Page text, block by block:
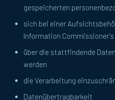
gespeicherten
sich bei einer
Information
über die stattfindende
werden
die Verarbeitung
Datenübertragbarkeit